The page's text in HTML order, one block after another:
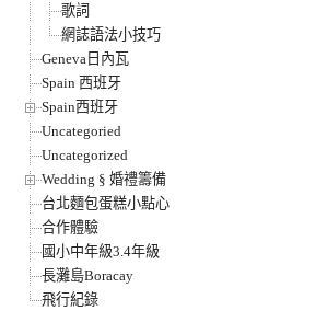
歌詞
網誌語法小技巧
Geneva日內瓦
Spain 西班牙
Spain西班牙
Uncategoried
Uncategorized
Wedding § 婚禮籌備
台北麵包蛋糕小點心
合作體驗
國小中年級3.4年級
長灘島Boracay
飛行紀錄